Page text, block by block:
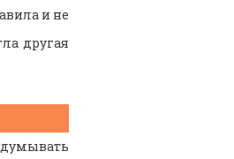
и не
другая